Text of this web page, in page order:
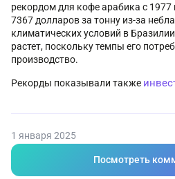
рекордом для кофе арабика с 1977
7367 долларов за тонну из-за
климатических условий в
растет, поскольку темпы его
производство.
Рекорды показывали также
1 января 2025
Посмотреть